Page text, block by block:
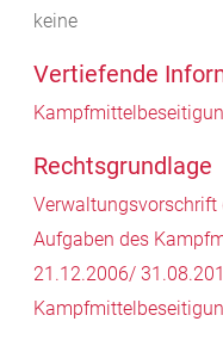
keine
Vertiefende
Rechtsgrundlage
Verwaltungsvorschrift
Aufgaben des
21.12.2006/